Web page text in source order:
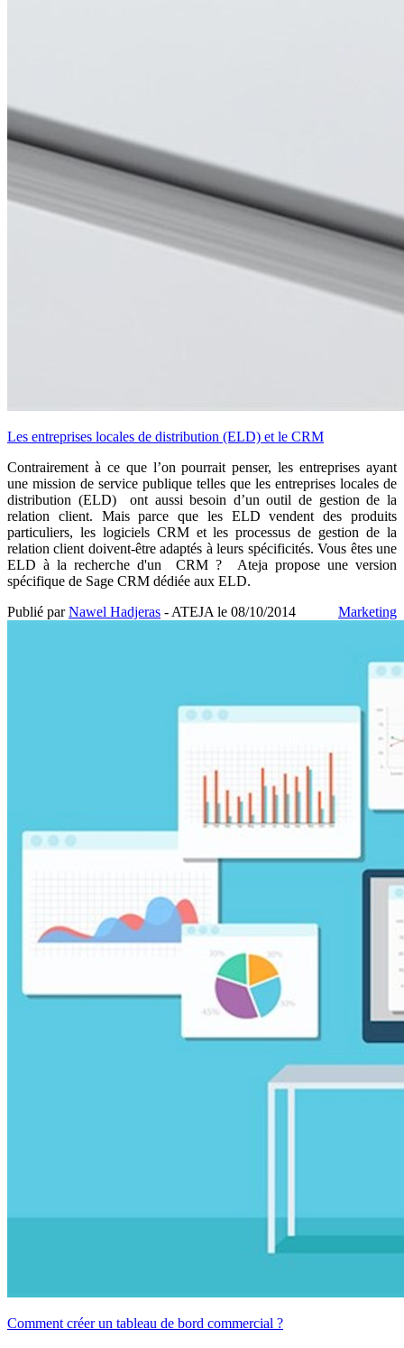
Les entreprises locales de distribution (ELD) et le CRM
Contrairement à ce que l’on pourrait penser, les entreprises ayant
une mission de service publique telles que les entreprises locales de
distribution (ELD) ont aussi besoin d’un outil de gestion de la
relation client. Mais parce que les ELD vendent des produits
particuliers, les logiciels CRM et les processus de gestion de la
relation client doivent-être adaptés à leurs spécificités. Vous êtes une
ELD à la recherche d'un CRM ? Ateja propose une version
spécifique de Sage CRM dédiée aux ELD.
Marketing
Publié parNawel Hadjeras - ATEJA le 08/10/2014
Comment créer un tableau de bord commercial ?